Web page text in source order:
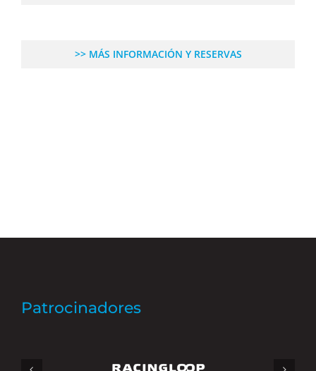
>> MÁS INFORMACIÓN Y RESERVAS
Patrocinadores